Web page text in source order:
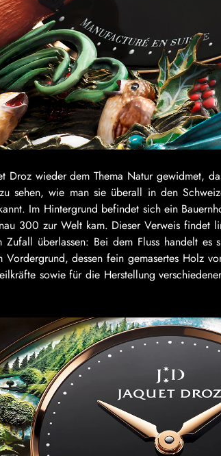
Droz wieder dem Thema Natur gewidmet,
sehen, wie man sie überall in den
Im Hintergrund befindet sich ein
300 zur Welt kam. Dieser Verweis findet
überlassen: Bei dem Fluss handelt
dessen fein gemasertes Holz
sowie für die Herstellung